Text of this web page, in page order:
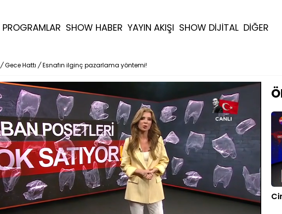
PROGRAMLAR SHOW HABER YAYIN AKIŞI SHOW DİJİTAL DİĞER
/ Gece Hattı / Esnafın ilginç pazarlama yöntemi!